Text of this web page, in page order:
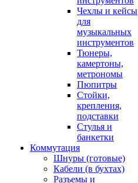
Чехлы и кейсы
для
музыкальных
инструментов
Тюнеры,
камертоны,
метрономы
Пюпитры
Стойки,
крепления,
подставки
Стулья и
банкетки
Коммутация
Шнуры (готовые)
Кабели (в бухтах)
Разъемы и